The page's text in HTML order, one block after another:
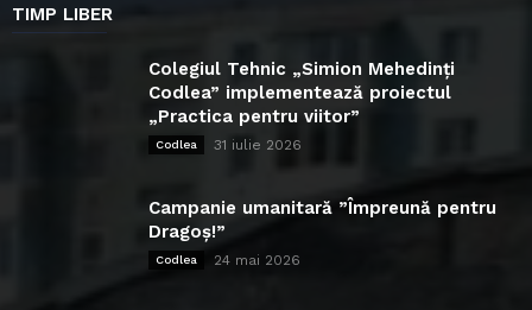
TIMP LIBER
Colegiul Tehnic „Simion Mehedinți
Codlea” implementează proiectul
„Practica pentru viitor”
Codlea 31 iulie 2026
Campanie umanitară ”Împreună pentru
Dragoș!”
Codlea 24 mai 2026